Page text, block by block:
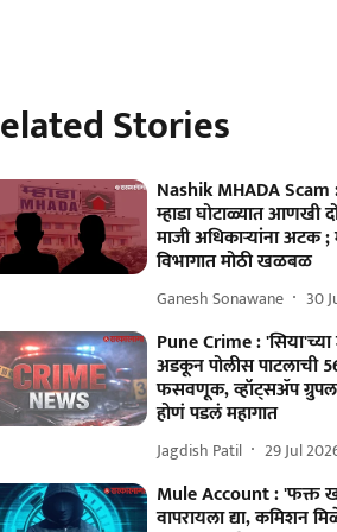
Stories
Nashik MHADA Scam
म्हाडा घोटाळ्यात आणखी
माजी अधिकाऱ्यांना अटक
विभागात मोठी खळबळ
Ganesh Sonawane 30
Pune Crime :
अडकून पोलीस पाटलाची
फसवणूक, व्हॉट्सॲप
होणं पडलं महागात
Jagdish Patil 29 Jul
Mule Account : 'फक्त
वापरायला द्या, कमिशन